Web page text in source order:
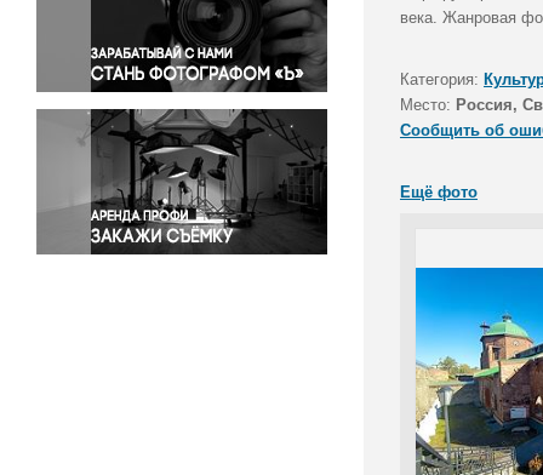
Правосудие
Происшествия и конфликты
Религия
Светская жизнь
Спорт
Экология
Экономика и бизнес
века. Жанровая
Категория:
Место: Россия,
Сообщить об
Ещё фото